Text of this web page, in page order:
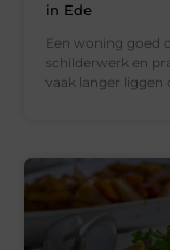
in Ede
Een woning goed
schilderwerk en
vaak langer liggen